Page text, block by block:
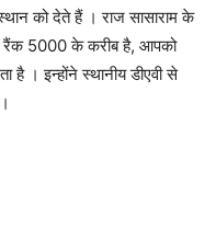
को देते हैं । राज सासाराम के
रैंक 5000 के करीब है, आपको
। इन्होंने स्थानीय डीएवी से